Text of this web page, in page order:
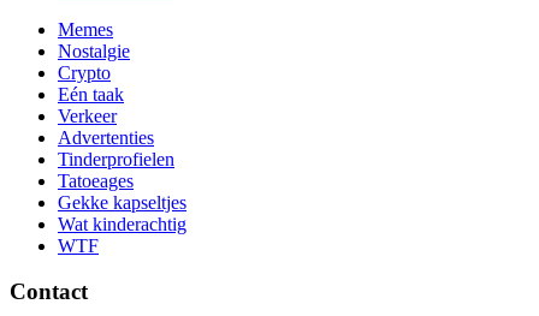
Memes
Nostalgie
Crypto
Eén taak
Verkeer
Advertenties
Tinderprofielen
Tatoeages
Gekke kapseltjes
Wat kinderachtig
WTF
Contact